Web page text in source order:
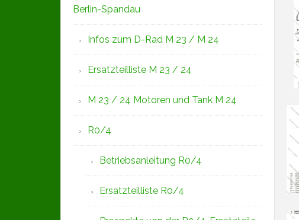
Berlin-Spandau
Infos zum D-Rad M 23 / M 24
Ersatzteilliste M 23 / 24
M 23 / 24 Motoren und Tank M 24
R0/4
Betriebsanleitung R0/4
Ersatzteilliste R0/4